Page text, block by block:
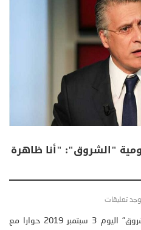
"الشروق": "أنا ظاهرة
تعليقات
تونس- التونسيون نشرت يومية "الشروق" اليوم 3 سبتمبر 2019 حوارا مع